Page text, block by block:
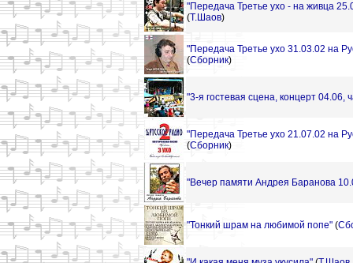
"Передача Третье ухо - на живца
(Т.Шаов)
"Передача Третье ухо 31.03.02 на
(Сборник)
"3-я гостевая сцена, концерт 04.06,
"Передача Третье ухо 21.07.02 на
(Сборник)
"Вечер памяти Андрея Баранова
"Тонкий шрам на любимой попе" (